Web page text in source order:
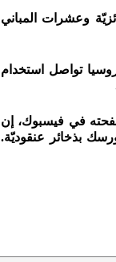
وعشرات المباني
تواصل استخدام
في فيسبوك، إن
بذخائر عنقوديّة.